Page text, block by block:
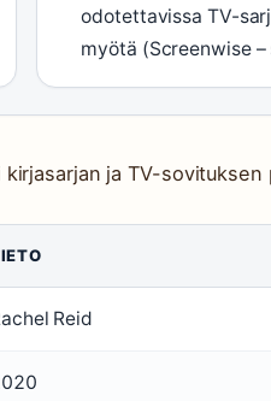
odotettavissa TV-
myötä (Screenwise –
ja TV-
Reid